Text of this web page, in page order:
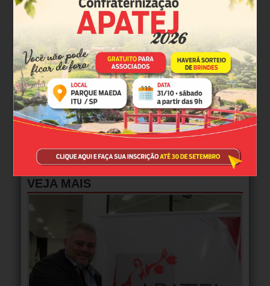
TJ-SP celebra 152 anos. Veja vídeo de comemoração
Vídeo em comemoração aos 152 anos do Tribunal de Justiça
de São Paulo, celebrados em 3/2/2026.
VEJA MAIS